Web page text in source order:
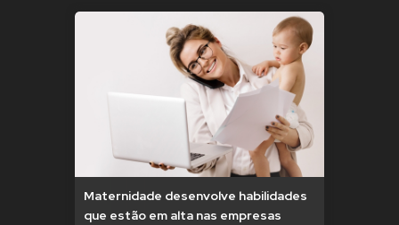
Maternidade desenvolve habilidades
que estão em alta nas empresas